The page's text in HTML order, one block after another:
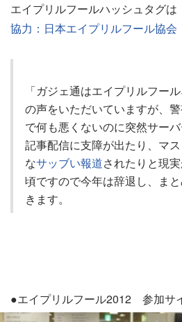
エイプリルフールハッシュタグは
協力：日本エイプリルフール協会
「ガジェ通はエイプリルフー
の声をいただいていますが、
で何も悪くないのに突然サー
記事配信に支障が出たり、マ
なサッブい報道されたりと現
頃ですので今年は辞退し、ま
きます。
●エイプリルフール2012 参加サ